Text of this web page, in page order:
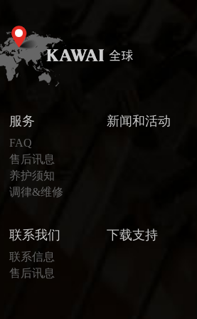
服务
FAQ
售后讯息
养护须知
调律&维修
新闻和活动
联系我们
联系信息
售后讯息
下载支持